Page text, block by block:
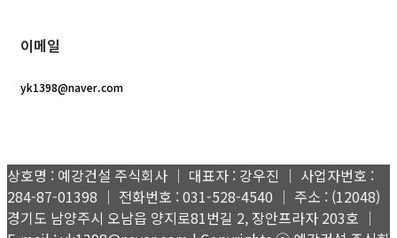
이메일
yk1398@naver.com
상호명 : 예강건설 주식회사 │ 대표자 : 강우진 │ 사업자번호 :
284-87-01398 │ 전화번호 : 031-528-4540 │ 주소 : (12048)
경기도 남양주시 오남읍 양지로81번길 2, 장안프라자 203호 │